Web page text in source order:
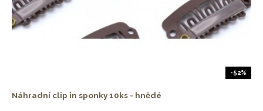
-52%
Náhradní clip in sponky 10ks - hnědé